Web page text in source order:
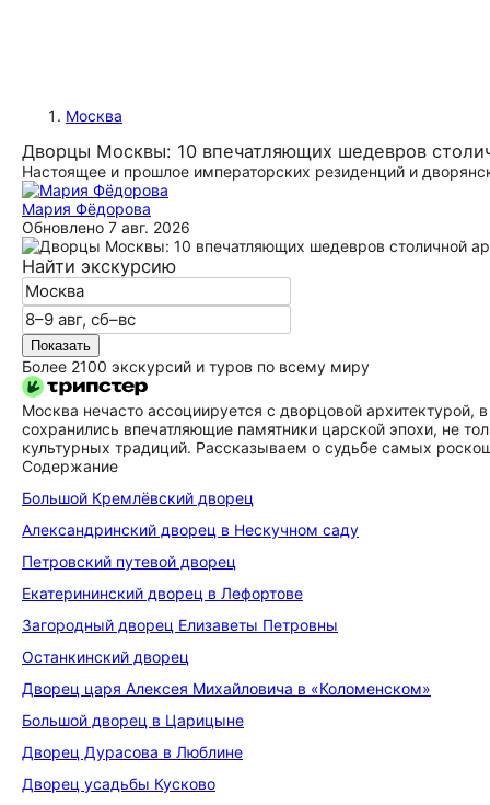
Москва
Дворцы Москвы: 10 впечатляющих шедевров
Настоящее и прошлое императорских резиденций и
Мария Фёдорова
Обновлено 7 авг. 2026
Найти экскурсию
Показать
Более 2100 экскурсий и туров по всему миру
Москва нечасто ассоциируется с дворцовой
сохранились впечатляющие памятники царской эпохи, не
культурных традиций. Рассказываем о судьбе самых
Содержание
Большой Кремлёвский дворец
Александринский дворец в Нескучном саду
Петровский путевой дворец
Екатерининский дворец в Лефортове
Загородный дворец Елизаветы Петровны
Останкинский дворец
Дворец царя Алексея Михайловича в «Коломенском»
Большой дворец в Царицыне
Дворец Дурасова в Люблине
Дворец усадьбы Кусково